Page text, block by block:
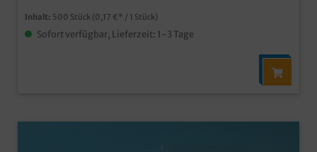
Inhalt: 500 Stück (0,17 €* / 1 Stück)
Sofort verfügbar, Lieferzeit: 1-3 Tage